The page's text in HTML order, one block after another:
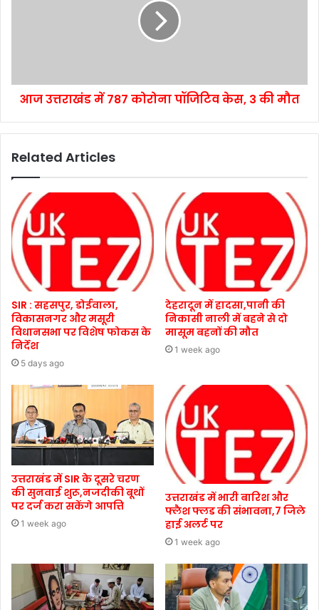
आज उत्तराखंड में 787 कोरोना पॉजिटिव केस, 3 की मौत
Related Articles
SIR : सहसपुर, डोईवाला,
विकासनगर और मसूरी
विधानसभा पर विशेष फोकस के
निर्देश
5 days ago
देहरादून में हादसा,पानी की
निकासी नाली में बहने से दो
मासूम बहनों की मौत
1 week ago
उत्तराखंड में SIR के दूसरे चरण
की सुनवाई शुरू,नजदीकी बूथों
पर दर्ज करा सकेंगे आपत्ति
1 week ago
उत्तराखंड में भारी बारिश और
फ्लैश फ्लड की संभावना,7 जिले
हाई अलर्ट पर
1 week ago